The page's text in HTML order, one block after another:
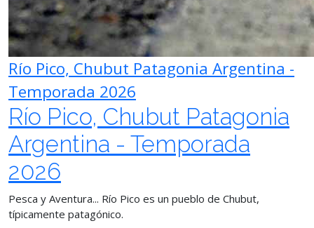
Río Pico, Chubut Patagonia Argentina -
Temporada 2026
Río Pico, Chubut Patagonia
Argentina - Temporada
2026
Pesca y Aventura... Río Pico es un pueblo de Chubut,
típicamente patagónico.